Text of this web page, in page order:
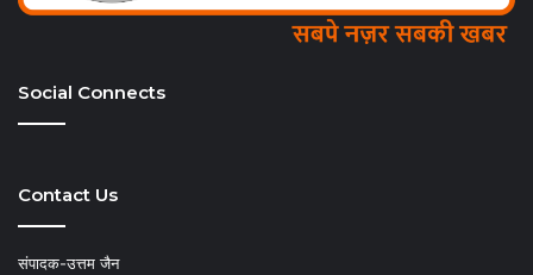
Social Connects
Contact Us
संपादक-उत्तम जैन